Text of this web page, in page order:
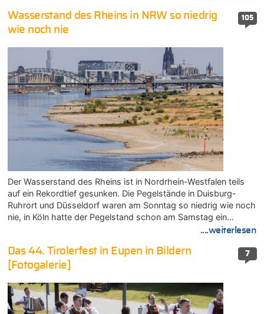
105
Wasserstand des Rheins in NRW so niedrig
wie noch nie
Der Wasserstand des Rheins ist in Nordrhein-Westfalen teils
auf ein Rekordtief gesunken. Die Pegelstände in Duisburg-
Ruhrort und Düsseldorf waren am Sonntag so niedrig wie noch
nie, in Köln hatte der Pegelstand schon am Samstag ein…
....weiterlesen
7
Das 44. Tirolerfest in Eupen in Bildern
[Fotogalerie]